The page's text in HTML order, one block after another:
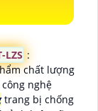
LZS :
chất lượng
nghệ
trang bị chống